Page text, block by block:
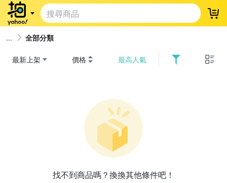
登
全部分類
最新上架 價格 最高人氣
找不到商品嗎？換換其他條件吧！